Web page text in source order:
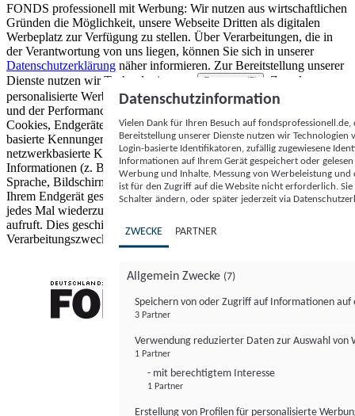
FONDS professionell mit Werbung: Wir nutzen aus wirtschaftlichen
Gründen die Möglichkeit, unsere Webseite Dritten als digitalen
Werbeplatz zur Verfügung zu stellen. Über Verarbeitungen, die in
der Verantwortung von uns liegen, können Sie sich in unserer
Datenschutzerklärung näher informieren. Zur Bereitstellung unserer
Dienste nutzen wir Technologien von
Partnern (5)
. Zwecke:
personalisierte Werbung und Inhalte, Messung von Werbeleistung
und der Performance von Inhalten sowie Zielgruppenforschung.
Cookies, Endgeräte- oder ähnliche Online-Kennungen (z. B. login-
basierte Kennungen, zufällig generierte Kennungen,
netzwerkbasierte Kennungen) können zusammen mit anderen
Informationen (z. B. Browsertyp und Browserinformationen,
Sprache, Bildschirmgröße, unterstützte Technologien usw.) auf
Ihrem Endgerät gespeichert oder von dort ausgelesen werden, um es
jedes Mal wiederzuerkennen, wenn es eine App oder einer Webseite
aufruft. Dies geschieht für einen oder mehrere der hier aufgeführten
Verarbeitungszwecke.
Datenschutzinformation
Vielen Dank für Ihren Besuch auf
Bereitstellung unserer Dienste nutzen wir Technologien
Login-basierte Identifikatoren, zufällig zugewiesene
Informationen auf Ihrem Gerät gespeichert oder
Werbung und Inhalte, Messung von Werbeleistung
ist für den Zugriff auf die Website nicht erforderlich.
Schalter ändern, oder später jederzeit via
ZWECKE PARTNER
Allgemein Zwecke (7)
Speichern von oder Zugriff auf Informationen auf
3 Partner
Verwendung reduzierter Daten zur Auswahl von
1 Partner
- mit berechtigtem Interesse
1 Partner
Erstellung von Profilen für personalisierte
FONDS professionell